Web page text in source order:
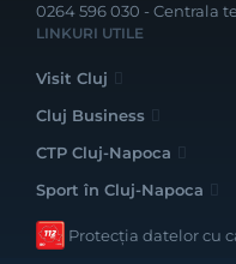
0264 596 030 - Centrala
LINKURI UTILE
Visit Cluj
Cluj Business
CTP Cluj-Napoca
Sport în Cluj-Napoca
Protecția datelor cu